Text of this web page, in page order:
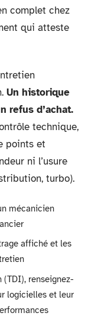
complet chez
qui atteste
Un historique
refus d’achat.
technique,
points et
ni l’usure
turbo).
mécanicien
affiché et les
(TDI), renseignez-
logicielles et leur